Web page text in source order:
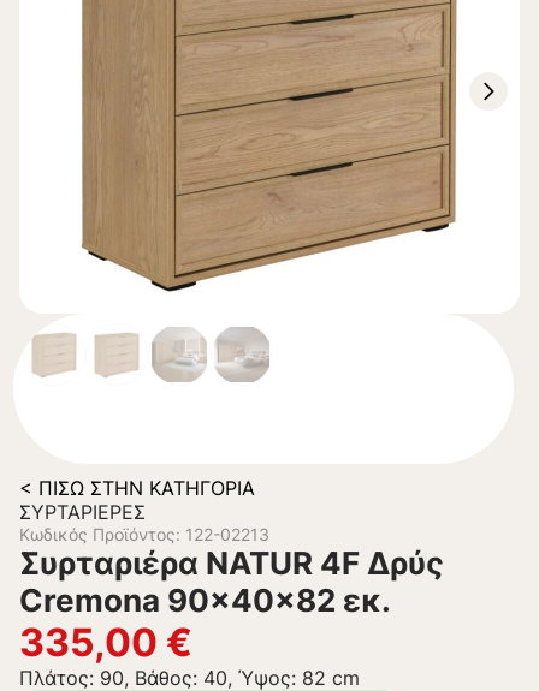
< ΠΊΣΩ ΣΤΗΝ ΚΑΤΗΓΟΡΊΑ
ΣΥΡΤΑΡΙΈΡΕΣ
Κωδικός Προϊόντος: 122-02213
Συρταριέρα NATUR 4F Δρύς
Cremona 90x40x82 εκ.
335,00 €
Πλάτος: 90, Βάθος: 40, Ύψος: 82 cm